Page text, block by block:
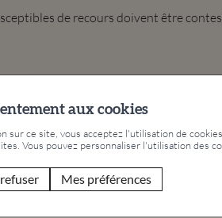
de recours doivent être
Vice-Juge
Manuela Gaillard
aux cookies
sur ce site, vous acceptez l'utilisation de
Vous pouvez personnaliser l'utilisation des
Mes préférences